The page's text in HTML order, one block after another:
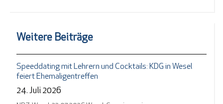
Weitere Beiträge
Speeddating mit Lehrern und Cocktails: KDG in Wesel
feiert Ehemaligentreffen
24. Juli 2026